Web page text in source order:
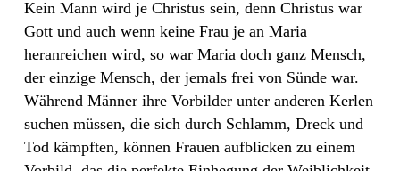
Kein Mann wird je Christus sein, denn Christus war
Gott und auch wenn keine Frau je an Maria
heranreichen wird, so war Maria doch ganz Mensch,
der einzige Mensch, der jemals frei von Sünde war.
Während Männer ihre Vorbilder unter anderen Kerlen
suchen müssen, die sich durch Schlamm, Dreck und
Tod kämpften, können Frauen aufblicken zu einem